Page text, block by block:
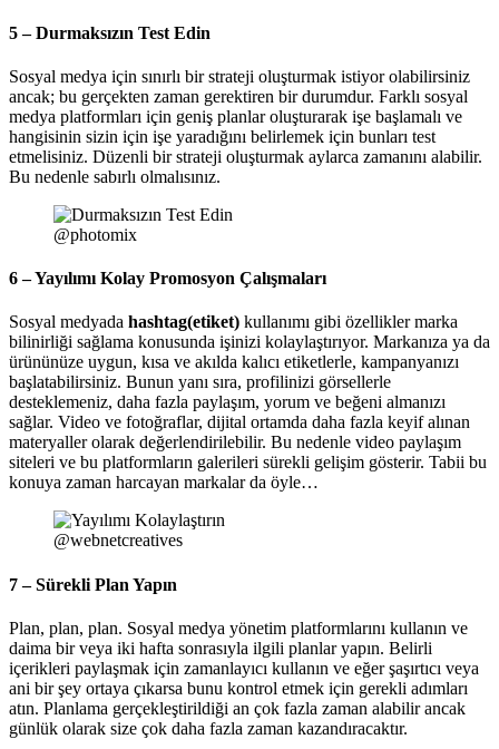
5 – Durmaksızın Test Edin
Sosyal medya için sınırlı bir strateji oluşturmak istiyor olabilirsiniz
ancak; bu gerçekten zaman gerektiren bir durumdur. Farklı sosyal
medya platformları için geniş planlar oluşturarak işe başlamalı ve
hangisinin sizin için işe yaradığını belirlemek için bunları test
etmelisiniz. Düzenli bir strateji oluşturmak aylarca zamanını alabilir.
Bu nedenle sabırlı olmalısınız.
@photomix
6 – Yayılımı Kolay Promosyon Çalışmaları
Sosyal medyada hashtag(etiket) kullanımı gibi özellikler marka
bilinirliği sağlama konusunda işinizi kolaylaştırıyor. Markanıza ya da
ürününüze uygun, kısa ve akılda kalıcı etiketlerle, kampanyanızı
başlatabilirsiniz. Bunun yanı sıra, profilinizi görsellerle
desteklemeniz, daha fazla paylaşım, yorum ve beğeni almanızı
sağlar. Video ve fotoğraflar, dijital ortamda daha fazla keyif alınan
materyaller olarak değerlendirilebilir. Bu nedenle video paylaşım
siteleri ve bu platformların galerileri sürekli gelişim gösterir. Tabii bu
konuya zaman harcayan markalar da öyle…
@webnetcreatives
7 – Sürekli Plan Yapın
Plan, plan, plan. Sosyal medya yönetim platformlarını kullanın ve
daima bir veya iki hafta sonrasıyla ilgili planlar yapın. Belirli
içerikleri paylaşmak için zamanlayıcı kullanın ve eğer şaşırtıcı veya
ani bir şey ortaya çıkarsa bunu kontrol etmek için gerekli adımları
atın. Planlama gerçekleştirildiği an çok fazla zaman alabilir ancak
günlük olarak size çok daha fazla zaman kazandıracaktır.